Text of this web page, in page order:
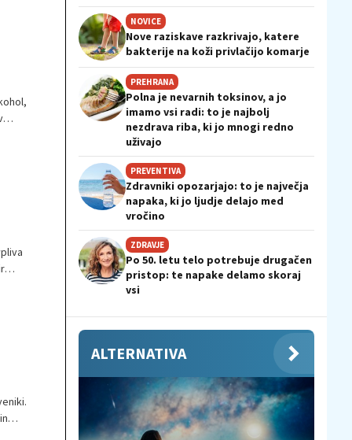
NOVICE
Nove raziskave razkrivajo, katere
bakterije na koži privlačijo komarje
PREHRANA
Polna je nevarnih toksinov, a jo
imamo vsi radi: to je najbolj
nezdrava riba, ki jo mnogi redno
uživajo
PREVENTIVA
Zdravniki opozarjajo: to je največja
napaka, ki jo ljudje delajo med
vročino
ZDRAVJE
Po 50. letu telo potrebuje drugačen
pristop: te napake delamo skoraj
vsi
ALTERNATIVA